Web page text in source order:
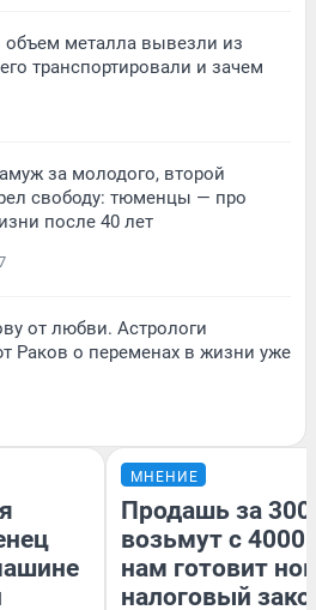
объем металла вывезли из
транспортировали и зачем
за молодого, второй
свободу: тюменцы — про
после 40 лет
от любви. Астрологи
Раков о переменах в жизни уже
МНЕНИЕ
Продашь за
возьмут с
нам готовит
налоговый